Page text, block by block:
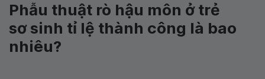
Phẫu thuật rò hậu môn ở trẻ
sơ sinh tỉ lệ thành công là bao
nhiêu?